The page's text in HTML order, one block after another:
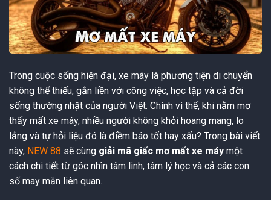
Trong cuộc sống hiện đại, xe máy là phương tiện di chuyển
không thể thiếu, gắn liền với công việc, học tập và cả đời
sống thường nhật của người Việt. Chính vì thế, khi nằm mơ
thấy mất xe máy, nhiều người không khỏi hoang mang, lo
lắng và tự hỏi liệu đó là điềm báo tốt hay xấu? Trong bài viết
này, NEW 88 sẽ cùng giải mã giấc mơ mất xe máy một
cách chi tiết từ góc nhìn tâm linh, tâm lý học và cả các con
số may mắn liên quan.